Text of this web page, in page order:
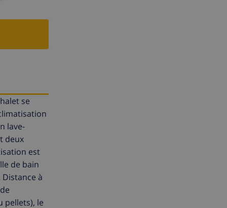
se
lave-
deux
est
de bain
à
pellets), le